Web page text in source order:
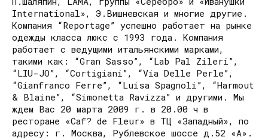
International», Э.Вишневская и многие другие.
Компания “Reportage” успешно работает на рынке
одежды класса люкс с 1993 года. Компания
работает с ведущими итальянскими марками,
такими как: “Gran Sasso”, “Lab Pal Zileri”,
“LIU-JO”, “Cortigiani”, “Via Delle Perle”,
“Gianfranco Ferre”, “Luisa Spagnoli”, “Harmout
& Blaine”, “Simonetta Ravizza” и другими. Мы
ждем Вас 20 марта 2009 г. в 20.00 ч в
ресторане «Caf? de Fleur» в ТЦ «Западный», по
адресу: г. Москва, Рублевское шоссе д.52 «А».